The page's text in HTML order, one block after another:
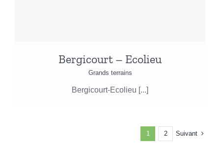
Bergicourt – Ecolieu
Grands terrains
Bergicourt-Ecolieu [...]
1 2 Suivant